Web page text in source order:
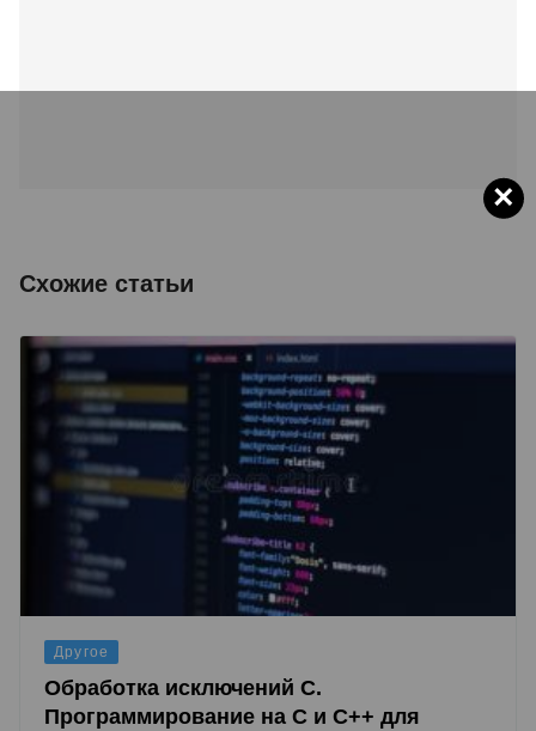
Схожие статьи
Другое
Обработка исключений C.
Программирование на C и C++ для
×